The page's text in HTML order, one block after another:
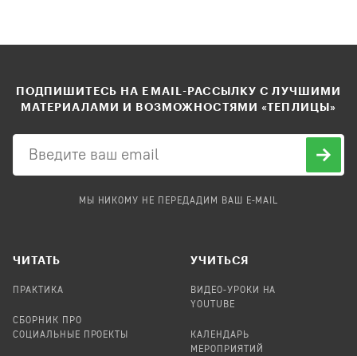
ПОДПИШИТЕСЬ НА EMAIL-РАССЫЛКУ С ЛУЧШИМИ
МАТЕРИАЛАМИ И ВОЗМОЖНОСТЯМИ «ТЕПЛИЦЫ»
МЫ НИКОМУ НЕ ПЕРЕДАДИМ ВАШ E-MAIL
ЧИТАТЬ
ПРАКТИКА
СБОРНИК ПРО
СОЦИАЛЬНЫЕ ПРОЕКТЫ
УЧИТЬСЯ
ВИДЕО-УРОКИ НА
YOUTUBE
КАЛЕНДАРЬ
МЕРОПРИЯТИЙ